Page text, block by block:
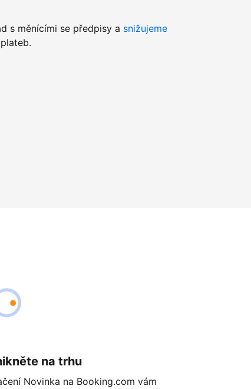
s měnícími se předpisy a snižujeme
na trhu
Novinka na Booking.com vám